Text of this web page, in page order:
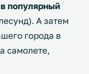
популярный
А затем
города в
самолете,